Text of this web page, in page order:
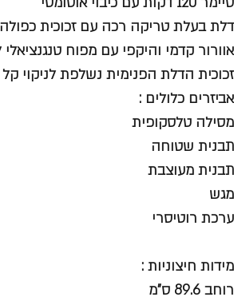
דלת בעלת טריקה רכה עם זכוכית כפולה
אוורור קדמי והיקפי עם מפוח
זכוכית הדלת הפנימית נשלפת לניקוי קל
אביזרים כלולים :
מסילה טלסקופית
תבנית שטוחה
תבנית מעוצבת
מגש
ערכת רוטיסרי
מידות חיצוניות :
רוחב 89.6 ס"מ